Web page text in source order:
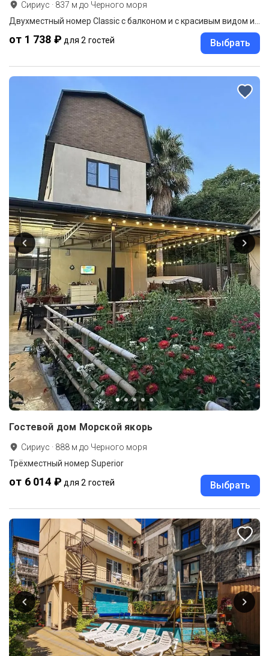
Сириус · 837 м до Черного моря
от 1 738 ₽ для 2 гостей Выбрать
Гостевой дом Морской якорь
Сириус · 888 м до Черного моря
Трёхместный номер Superior
от 6 014 ₽ для 2 гостей Выбрать